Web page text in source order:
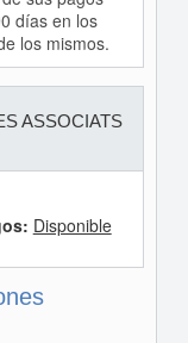
días en los
los mismos.
ASSOCIATS
Disponible